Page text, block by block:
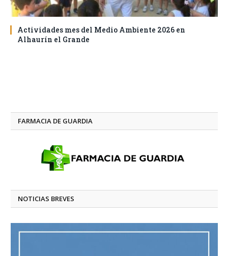
Actividades mes del Medio Ambiente 2026 en
Alhaurín el Grande
FARMACIA DE GUARDIA
NOTICIAS BREVES